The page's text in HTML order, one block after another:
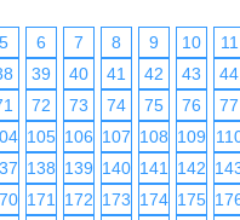
5 6 7 8 9 10 11
39 40 41 42 43 44
72 73 74 75 76 77
105 106 107 108 109
138 139 140 141 142
171 172 173 174 175